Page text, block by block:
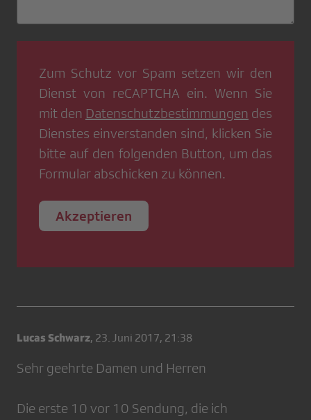
Zum Schutz vor Spam setzen wir den
Dienst von reCAPTCHA ein. Wenn Sie
mit den Datenschutzbestimmungen des
Dienstes einverstanden sind, klicken Sie
bitte auf den folgenden Button, um das
Formular abschicken zu können.
Akzeptieren
Lucas Schwarz, 23. Juni 2017, 21:38
Sehr geehrte Damen und Herren
Die erste 10 vor 10 Sendung, die ich